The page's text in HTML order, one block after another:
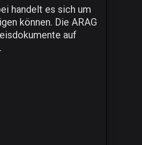
handelt es sich um
können. Die ARAG
auf